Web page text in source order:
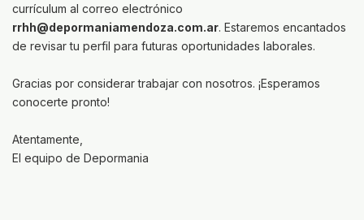
currículum al correo electrónico
rrhh@depormaniamendoza.com.ar. Estaremos encantados
de revisar tu perfil para futuras oportunidades laborales.
Gracias por considerar trabajar con nosotros. ¡Esperamos
conocerte pronto!
Atentamente,
El equipo de Depormania